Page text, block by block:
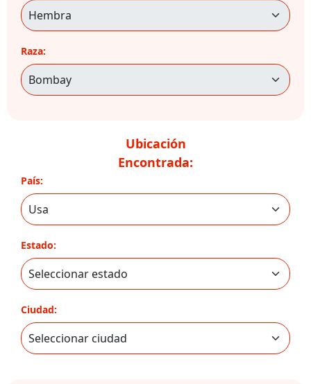
Raza:
Ubicación
Encontrada:
País:
Estado:
Ciudad: